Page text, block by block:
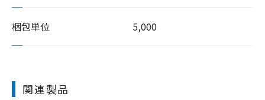
梱包単位 5,000
関連製品